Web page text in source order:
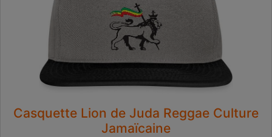
Casquette Lion de Juda Reggae Culture
Jamaïcaine